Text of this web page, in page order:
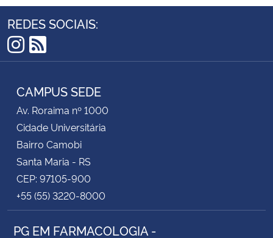
REDES SOCIAIS:
Instagram
RSS
CAMPUS SEDE
Av. Roraima nº 1000
Cidade Universitária
Bairro Camobi
Santa Maria - RS
CEP: 97105-900
+55 (55) 3220-8000
PG EM FARMACOLOGIA -